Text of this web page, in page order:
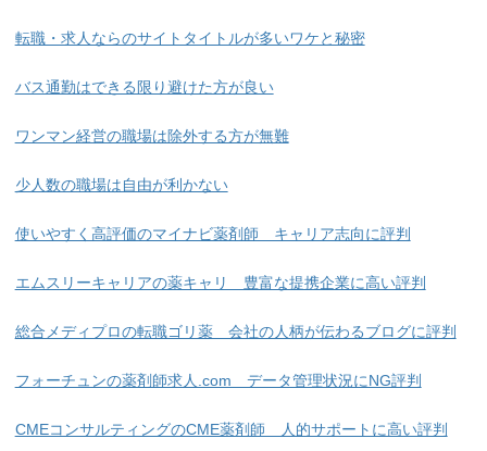
転職・求人ならのサイトタイトルが多いワケと秘密
バス通勤はできる限り避けた方が良い
ワンマン経営の職場は除外する方が無難
少人数の職場は自由が利かない
使いやすく高評価のマイナビ薬剤師 キャリア志向に評判
エムスリーキャリアの薬キャリ 豊富な提携企業に高い評判
総合メディプロの転職ゴリ薬 会社の人柄が伝わるブログに評判
フォーチュンの薬剤師求人.com データ管理状況にNG評判
CMEコンサルティングのCME薬剤師 人的サポートに高い評判